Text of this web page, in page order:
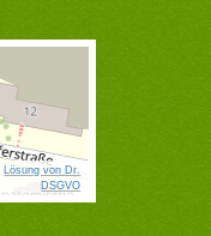
Lösung von Dr.
DSGVO